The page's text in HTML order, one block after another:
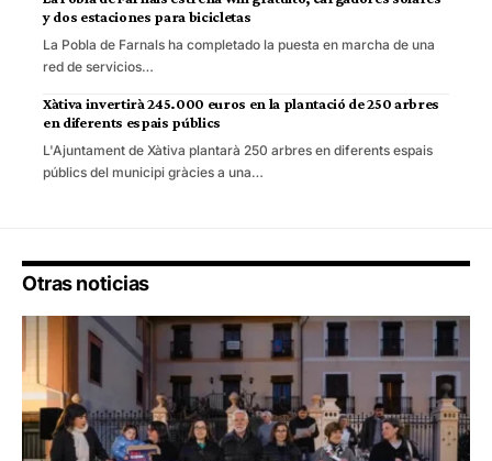
y dos estaciones para bicicletas
La Pobla de Farnals ha completado la puesta en marcha de una
red de servicios…
Xàtiva invertirà 245.000 euros en la plantació de 250 arbres
en diferents espais públics
L'Ajuntament de Xàtiva plantarà 250 arbres en diferents espais
públics del municipi gràcies a una…
Otras noticias